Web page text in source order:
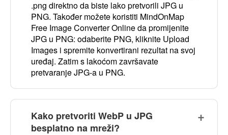
.png direktno da biste lako pretvorili JPG u
PNG. Također možete koristiti MindOnMap
Free Image Converter Online da promijenite
JPG u PNG: odaberite PNG, kliknite Upload
Images i spremite konvertirani rezultat na svoj
uređaj. Zatim s lakoćom završavate
pretvaranje JPG-a u PNG.
Kako pretvoriti WebP u JPG
besplatno na mreži?